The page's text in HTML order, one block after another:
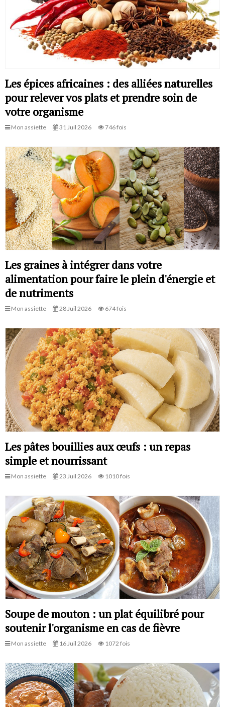
Les épices africaines : des alliées naturelles
pour relever vos plats et prendre soin de
votre organisme
Mon assiette 31 Juil 2026 746 fois
Les graines à intégrer dans votre
alimentation pour faire le plein d'énergie et
de nutriments
Mon assiette 28 Juil 2026 674 fois
Les pâtes bouillies aux œufs : un repas
simple et nourrissant
Mon assiette 23 Juil 2026 1010 fois
Soupe de mouton : un plat équilibré pour
soutenir l'organisme en cas de fièvre
Mon assiette 16 Juil 2026 1072 fois